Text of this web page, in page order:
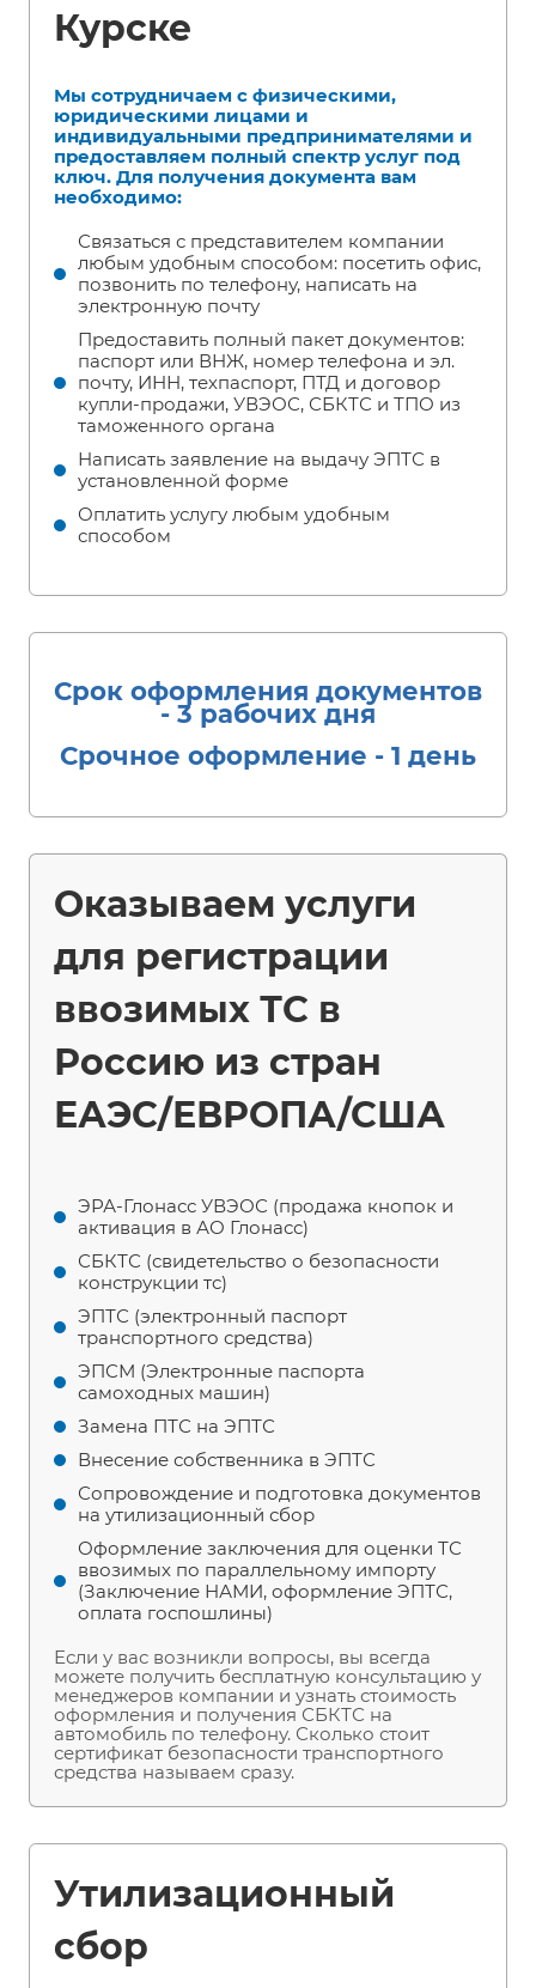
Курске
Мы сотрудничаем с физическими,
юридическими лицами и
индивидуальными предпринимателями и
предоставляем полный спектр услуг под
ключ. Для получения документа вам
необходимо:
Связаться с представителем компании
любым удобным способом: посетить офис,
позвонить по телефону, написать на
электронную почту
Предоставить полный пакет документов:
паспорт или ВНЖ, номер телефона и эл.
почту, ИНН, техпаспорт, ПТД и договор
купли-продажи, УВЭОС, СБКТС и ТПО из
таможенного органа
Написать заявление на выдачу ЭПТС в
установленной форме
Оплатить услугу любым удобным
способом
Срок оформления документов
- 3 рабочих дня
Срочное оформление - 1 день
Оказываем услуги
для регистрации
ввозимых ТС в
Россию из стран
ЕАЭС/ЕВРОПА/США
ЭРА-Глонасс УВЭОС (продажа кнопок и
активация в АО Глонасс)
СБКТС (свидетельство о безопасности
конструкции тс)
ЭПТС (электронный паспорт
транспортного средства)
ЭПСМ (Электронные паспорта
самоходных машин)
Замена ПТС на ЭПТС
Внесение собственника в ЭПТС
Сопровождение и подготовка документов
на утилизационный сбор
Оформление заключения для оценки ТС
ввозимых по параллельному импорту
(Заключение НАМИ, оформление ЭПТС,
оплата госпошлины)
Если у вас возникли вопросы, вы всегда
можете получить бесплатную консультацию у
менеджеров компании и узнать стоимость
оформления и получения СБКТС на
автомобиль по телефону. Сколько стоит
сертификат безопасности транспортного
средства называем сразу.
Утилизационный
сбор